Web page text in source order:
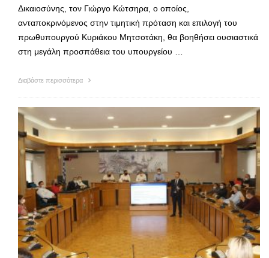
Δικαιοσύνης, τον Γιώργο Κώτσηρα, ο οποίος,
ανταποκρινόμενος στην τιμητική πρόταση και επιλογή του
πρωθυπουργού Κυριάκου Μητσοτάκη, θα βοηθήσει ουσιαστικά
στη μεγάλη προσπάθεια του υπουργείου …
Διαβάστε περισσότερα